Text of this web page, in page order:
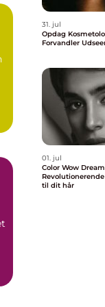
31. jul
Opdag
Forvandler
01. jul
Color Wow
til dit hår